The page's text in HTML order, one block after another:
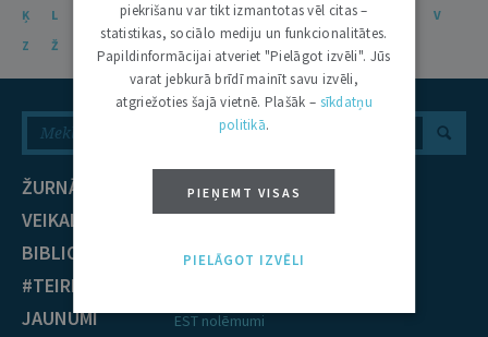
Ķ
L N Ņ O P R S Š T
V
Z
Ž
ŽURNĀLS
VEIKALS
BIBLIOTĒKA
#TEIRDARBS
JAUNUMI
NOZARES
Krimināltiesības
EST nolēmumi
piekrišanu var tikt izmantotas vēl citas –
statistikas, sociālo mediju un funkcionalitātes.
Papildinformācijai atveriet "Pielāgot izvēli". Jūs
varat jebkurā brīdī mainīt savu izvēli,
atgriežoties šajā vietnē. Plašāk – sīkdatņu
politikā.
PIEŅEMT VISAS
PIELĀGOT IZVĒLI